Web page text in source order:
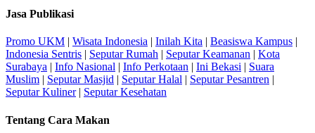
Jasa Publikasi
Promo UKM | Wisata Indonesia | Inilah Kita | Beasiswa Kampus |
Indonesia Sentris | Seputar Rumah | Seputar Keamanan | Kota
Surabaya | Info Nasional | Info Perkotaan | Ini Bekasi | Suara
Muslim | Seputar Masjid | Seputar Halal | Seputar Pesantren |
Seputar Kuliner| Seputar Kesehatan
Tentang Cara Makan